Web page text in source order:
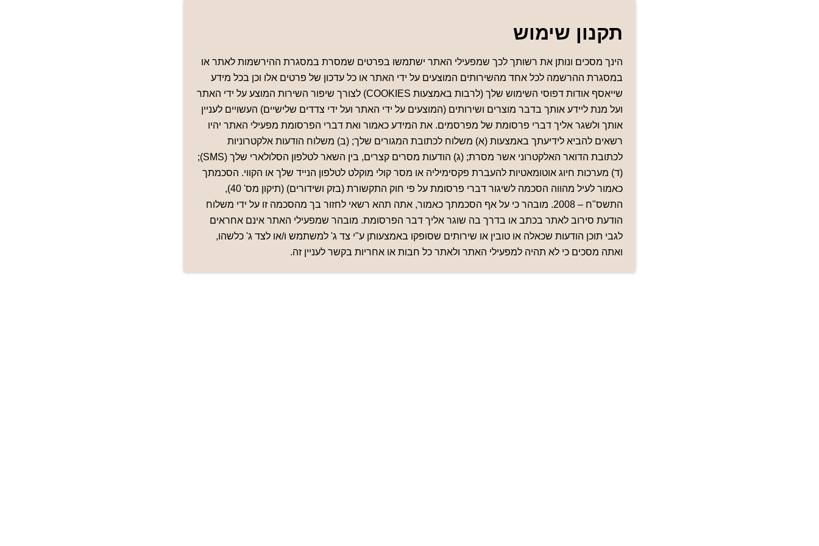
תקנון שימוש
הינך מסכים ונותן את רשותך לכך שמפעילי האתר ישתמשו בפרטים שמסרת במסגרת ההירשמות לאתר או
במסגרת ההרשמה לכל אחד מהשירותים המוצעים על ידי האתר או כל עדכון של פרטים אלו וכן בכל מידע
שייאסף אודות דפוסי השימוש שלך (לרבות באמצעות COOKIES) לצורך שיפור השירות המוצע על ידי האתר
ועל מנת ליידע אותך בדבר מוצרים ושירותים (המוצעים על ידי האתר ועל ידי צדדים שלישיים) העשויים לעניין
אותך ולשגר אליך דברי פרסומת של מפרסמים. את המידע כאמור ואת דברי הפרסומת מפעילי האתר יהיו
רשאים להביא לידיעתך באמצעות (א) משלוח לכתובת המגורים שלך; (ב) משלוח הודעות אלקטרוניות
לכתובת הדואר האלקטרוני אשר מסרת; (ג) הודעות מסרים קצרים, בין השאר לטלפון הסלולארי שלך (SMS);
(ד) מערכות חיוג אוטומאטיות להעברת פקסימיליה או מסר קולי מוקלט לטלפון הנייד שלך או הקווי. הסכמתך
כאמור לעיל מהווה הסכמה לשיגור דברי פרסומת על פי חוק התקשורת (בזק ושידורים) (תיקון מס' 40),
התשס"ח – 2008. מובהר כי על אף הסכמתך כאמור, אתה תהא רשאי לחזור בך מהסכמה זו על ידי משלוח
הודעת סירוב לאתר בכתב או בדרך בה שוגר אליך דבר הפרסומת. מובהר שמפעילי האתר אינם אחראים
לגבי תוכן הודעות שכאלה או טובין או שירותים שסופקו באמצעותן ע"י צד ג' למשתמש ו/או לצד ג' כלשהו,
ואתה מסכים כי לא תהיה למפעילי האתר ולאתר כל חבות או אחריות בקשר לעניין זה.